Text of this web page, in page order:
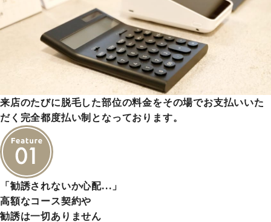
来店のたびに脱毛した部位の料金をその場でお支払いいた
だく完全都度払い制となっております。
「勧誘されないか心配…」
高額なコース契約や
勧誘は一切ありません